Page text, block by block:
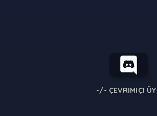
-/- ÇEVRIMIÇI